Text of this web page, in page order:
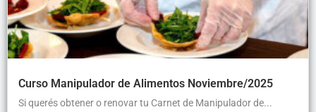
Curso Manipulador de Alimentos Noviembre/2025
Si querés obtener o renovar tu Carnet de Manipulador de...